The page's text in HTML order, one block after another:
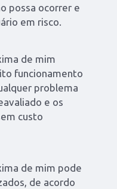
possa ocorrer e
em risco.
de mim
funcionamento
problema
e os
custo
de mim pode
de acordo